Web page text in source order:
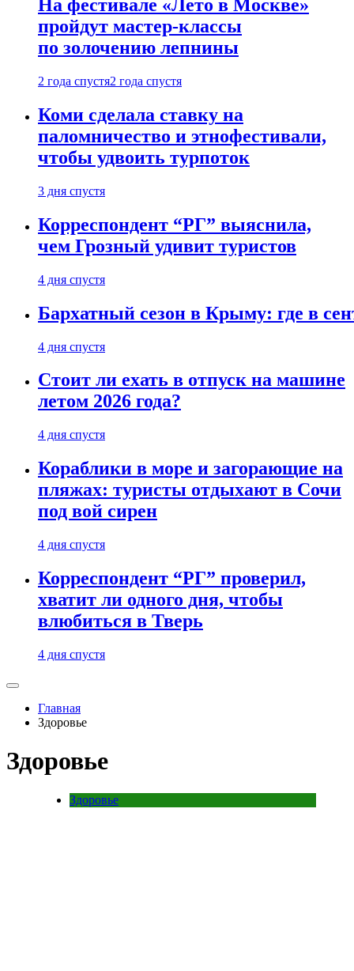
На фестивале «Лето в Москве»
пройдут мастер-классы
по золочению лепнины
2 года спустя2 года спустя
Коми сделала ставку на
паломничество и этнофестивали,
чтобы удвоить турпоток
3 дня спустя
Корреспондент “РГ” выяснила,
чем Грозный удивит туристов
4 дня спустя
Бархатный сезон в Крыму: где в
4 дня спустя
Стоит ли ехать в отпуск на машине
летом 2026 года?
4 дня спустя
Кораблики в море и загорающие на
пляжах: туристы отдыхают в Сочи
под вой сирен
4 дня спустя
Корреспондент “РГ” проверил,
хватит ли одного дня, чтобы
влюбиться в Тверь
4 дня спустя
Главная
Здоровье
Здоровье
Здоровье